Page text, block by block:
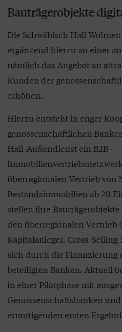
Bauträgerobjekte
Die Schwäbisch Hall
ergänzend hierzu an einer
nämlich das Angebot an
Kunden der
erhöhen.
Hierzu entsteht in enger
genossenschaftlichen
Hall-Außendienst ein B2B-
überregionalen Vertrieb von
Bestandsimmobilien ab 20
stellen ihre
den überregionalen Vertrieb
Kapitalanleger. Cross-
sich durch die Finanzierung
beteiligten Banken. Aktuell
in einer Pilotphase mit
Genossenschaftsbanken
ermutigenden ersten